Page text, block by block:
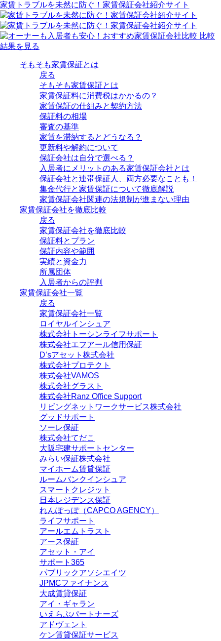
家賃トラブルを未然に防ぐ！家賃保証会社紹介サイト
そもそも家賃保証とは
戻る
そもそも家賃保証とは
家賃保証料に消費税はかかるの？
家賃保証の仕組みと契約方法
保証料の相場
審査の基準
家賃を滞納するとどうなる？
更新料や解約について
保証会社は自分で選べる？
入居者にメリットのある家賃保証会社とは
保証会社と連帯保証人、両方必要なことも！
集金代行と家賃保証について徹底解説
家賃保証会社関連の法規制が進まない理由
家賃保証会社を徹底比較
戻る
家賃保証会社を徹底比較
保証料とプラン
保証内容や範囲
実績と資金力
所属団体
入居者からの評判
家賃保証会社一覧
戻る
家賃保証会社一覧
ロイヤルインシュア
株式会社トーシンライフサポート
株式会社エフアール信用保証
D’sアセット株式会社
株式会社プロテクト
株式会社VAMOS
株式会社グラスト
株式会社Ranz Office Support
リビングネットワークサービス株式会社
グッドサポート
ソーレ保証
株式会社てだこ
大阪宅建サポートセンター
みらい保証株式会社
マイホーム賃貸保証
ルームバンクインシュア
スマートクレジット
日本レジデンス保証
れんぽっぽ（CAPCO AGENCY）
ライフサポート
アールエムトラスト
アース保証
アセット・アイ
サポート365
パブリックアソシエイツ
JPMCファイナンス
大成賃貸保証
アイ・ギャラン
いえらぶパートナーズ
アドヴェント
ケン賃貸保証サービス